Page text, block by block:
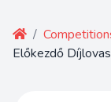
/
Előkezdő